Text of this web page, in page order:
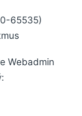
65535)
Webadmin